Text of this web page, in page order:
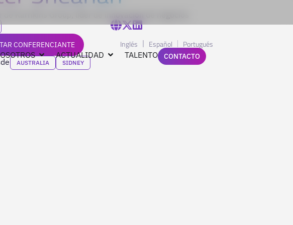
ACTUALIDAD TALENTO
Inglés Español Portugués
CONTACTO
de Karrikins Group, líder de innovación de negocios
CONFERENCIANTE
AUSTRALIA SIDNEY